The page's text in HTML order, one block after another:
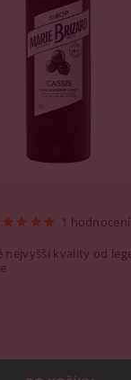
1 hodnocení
nejvyšší kvality od